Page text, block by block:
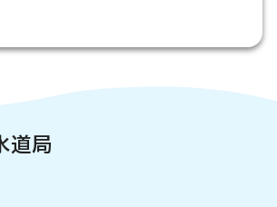
道局